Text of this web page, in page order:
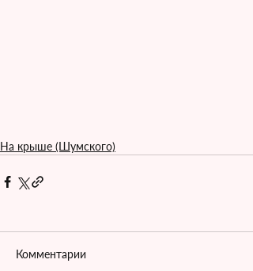
На крыше (Шумского)
Комментарии